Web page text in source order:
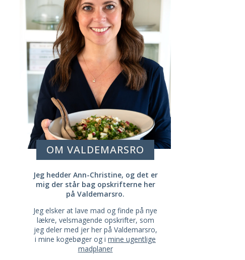
OM VALDEMARSRO
Jeg hedder Ann-Christine, og det er
mig der står bag opskrifterne her
på Valdemarsro.
Jeg elsker at lave mad og finde på nye
lækre, velsmagende opskrifter, som
jeg deler med jer her på Valdemarsro,
i mine kogebøger og i mine ugentlige
madplaner